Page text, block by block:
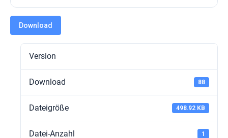
Download
Version
Download 88
Dateigröße 498.92 KB
Datei-Anzahl 1